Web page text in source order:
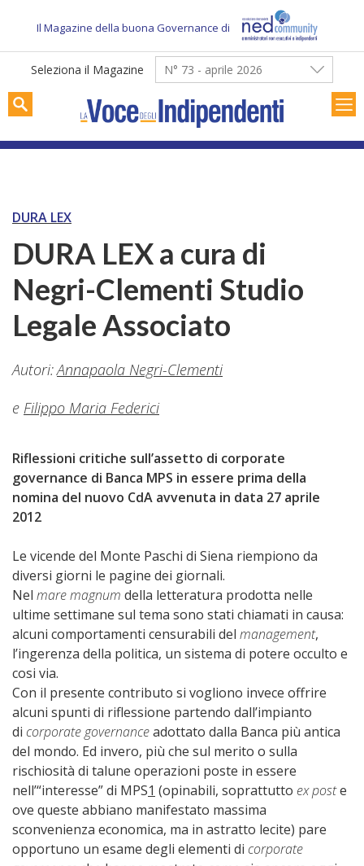
content
Il Magazine della buona Governance di
Seleziona il Magazine N° 73 - aprile 2026
DURA LEX
DURA LEX a cura di
Negri-Clementi Studio
Legale Associato
Autori:Annapaola Negri-Clementi
e Filippo Maria Federici
Riflessioni critiche sull’assetto di corporate
governance di Banca MPS in essere prima della
nomina del nuovo CdA avvenuta in data 27 aprile
2012
Le vicende del Monte Paschi di Siena riempiono da
diversi giorni le pagine dei giornali.
Nel mare magnum della letteratura prodotta nelle
ultime settimane sul tema sono stati chiamati in causa:
alcuni comportamenti censurabili del management,
l’ingerenza della politica, un sistema di potere occulto e
cosi via.
Con il presente contributo si vogliono invece offrire
alcuni spunti di riflessione partendo dall’impianto
di corporate governanceadottato dalla Banca più antica
del mondo. Ed invero, più che sul merito o sulla
rischiosità di talune operazioni poste in essere
nell’“interesse” di MPS1 (opinabili, soprattutto ex poste
ove queste abbiano manifestato massima
sconvenienza economica, ma in astratto lecite) pare
opportuno un esame degli elementi di corporate